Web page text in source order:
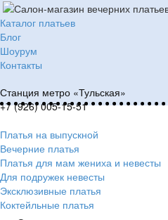
Каталог платьев
Блог
Шоурум
Контакты
Станция метро «Тульская»
+7 (926) 005-15-51
Платья на выпускной
Вечерние платья
Платья для мам жениха и невесты
Для подружек невесты
Эксклюзивные платья
Коктейльные платья